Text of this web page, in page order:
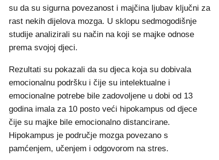
su da su sigurna povezanost i majčina ljubav ključni za
rast nekih dijelova mozga. U sklopu sedmogodišnje
studije analizirali su način na koji se majke odnose
prema svojoj djeci.
Rezultati su pokazali da su djeca koja su dobivala
emocionalnu podršku i čije su intelektualne i
emocionalne potrebe bile zadovoljene u dobi od 13
godina imala za 10 posto veći hipokampus od djece
čije su majke bile emocionalno distancirane.
Hipokampus je područje mozga povezano s
pamćenjem, učenjem i odgovorom na stres.